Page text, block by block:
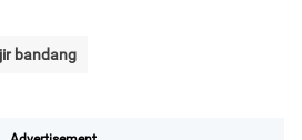
bandang